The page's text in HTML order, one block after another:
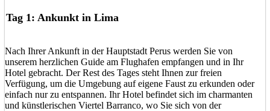
Tag 1: Ankunkt in Lima
Nach Ihrer Ankunft in der Hauptstadt Perus werden Sie von
unserem herzlichen Guide am Flughafen empfangen und in Ihr
Hotel gebracht. Der Rest des Tages steht Ihnen zur freien
Verfügung, um die Umgebung auf eigene Faust zu erkunden oder
einfach nur zu entspannen. Ihr Hotel befindet sich im charmanten
und künstlerischen Viertel Barranco, wo Sie sich von der